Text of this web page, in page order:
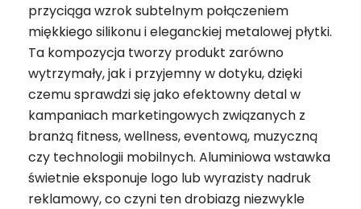
przyciąga wzrok subtelnym połączeniem
miękkiego silikonu i eleganckiej metalowej płytki.
Ta kompozycja tworzy produkt zarówno
wytrzymały, jak i przyjemny w dotyku, dzięki
czemu sprawdzi się jako efektowny detal w
kampaniach marketingowych związanych z
branżą fitness, wellness, eventową, muzyczną
czy technologii mobilnych. Aluminiowa wstawka
świetnie eksponuje logo lub wyrazisty nadruk
reklamowy, co czyni ten drobiazg niezwykle